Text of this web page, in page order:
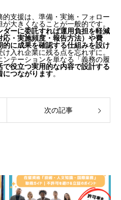
支援は、準備・実施・フォロー
大きくなることが一般的です。
ーに委託すれば運用負担を軽減
・実施頻度・報告方法）や費
に成果を確認する仕組みを設け
入れ企業に残る点を忘れずに。
テーションを単なる「義務の履
で役立つ実用的な内容で設計する
につながります。
次の記事